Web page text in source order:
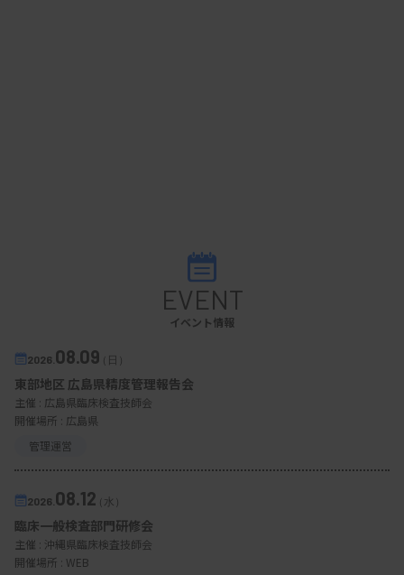
EVENT
イベント情報
2026. 08.09（日）
東部地区 広島県精度管理報告会
主催 : 広島県臨床検査技師会
開催場所 : 広島県
管理運営
2026. 08.12（水）
臨床一般検査部門研修会
主催 : 沖縄県臨床検査技師会
開催場所 : WEB